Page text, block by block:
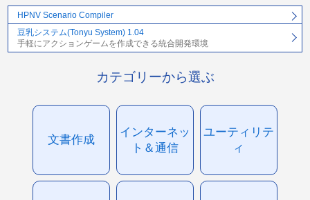
HPNV Scenario Compiler
豆乳システム(Tonyu System) 1.04
手軽にアクションゲームを作成できる統合開発環境
カテゴリーから選ぶ
文書作成
インターネッ
ト＆通信
ユーティリテ
ィ